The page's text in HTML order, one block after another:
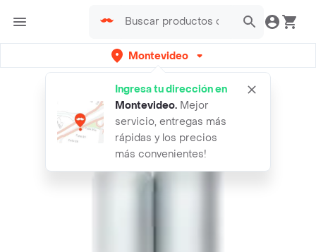
Montevideo
Ingresa tu dirección en
Montevideo. Mejor
servicio, entregas más
rápidas y los precios
más convenientes!